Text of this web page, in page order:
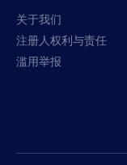
关于我们
注册人权利与责任
滥用举报